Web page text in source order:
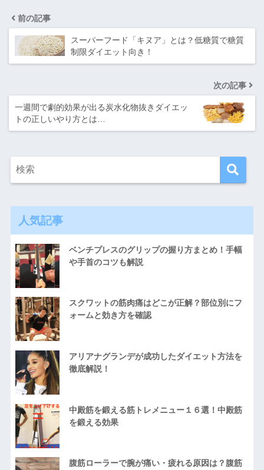
前の記事
スーパーフード「キヌア」とは？低糖質で糖質
制限ダイエット向き！
次の記事
一週間で劇的効果が出る炭水化物抜きダイエッ
トの正しいやり方とは…
人気記事
ベンチプレスのグリップの握り方まとめ！手幅
や手首のコツも解説
スクワットの筋肉痛はどこが正解？部位別にフ
ォームと効き方を確認
アリアナグランデが成功したダイエット方法を
徹底解説！
中殿筋を鍛える筋トレメニュー１６選！中殿筋
を鍛える効果
腹筋ローラーで腕が痛い・疲れる原因は？腹筋